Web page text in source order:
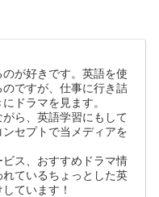
が好きです。英語を使
ですが、仕事に行き詰
ドラマを見ます。
ら、英語学習にもして
セプトで当メディアを
ス、おすすめドラマ情
ているちょっとした英
ています！